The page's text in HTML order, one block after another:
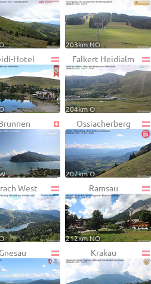
203km NO
Hotel Falkert Heidialm
204km O
Ossiacherberg
207km O
West Ramsau
212km NO
Gnesau Krakau